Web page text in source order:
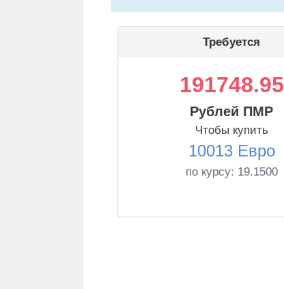
Требуется
191748.95
Рублей ПМР
Чтобы купить
10013 Евро
по курсу: 19.1500